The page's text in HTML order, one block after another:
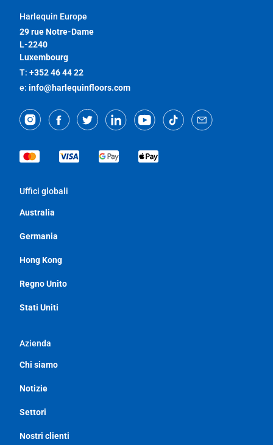
Harlequin Europe
29 rue Notre-Dame
L-2240
Luxembourg
T: +352 46 44 22
e: info@harlequinfloors.com
Uffici globali
Australia
Germania
Hong Kong
Regno Unito
Stati Uniti
Azienda
Chi siamo
Notizie
Settori
Nostri clienti